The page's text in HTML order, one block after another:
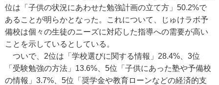
位は「子供の状況にあわせた勉強計画の立て方」50.2%で
あることが明らかとなった。これについて、じゅけラボ予
備校は個々の生徒のニーズに対応した指導への需要が高い
ことを示しているとしている。
ついで、2位は「学校選びに関する情報」28.4%、3位
「受験勉強の方法」13.6%、5位「子供にあった塾や予備校
の情報」3.7%、5位「奨学金や教育ローンなどの経済的支